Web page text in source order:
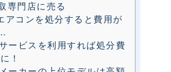
専門店に売る
アコンを処分すると費用が
ービスを利用すれば処分費
！